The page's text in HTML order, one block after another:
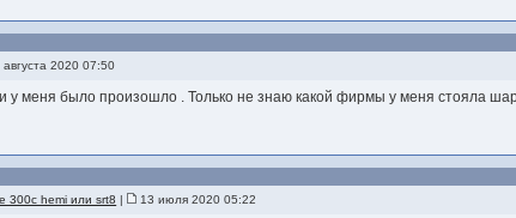
августа 2020 07:50
у меня было произошло . Только не знаю какой фирмы у меня стояла
300c hemi или srt8 | 13 июля 2020 05:22